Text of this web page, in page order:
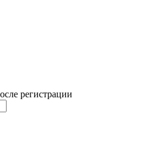
регистрации